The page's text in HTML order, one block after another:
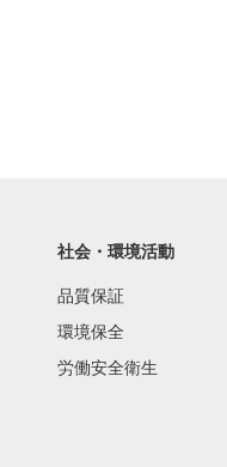
社会・環境活動
品質保証
環境保全
労働安全衛生